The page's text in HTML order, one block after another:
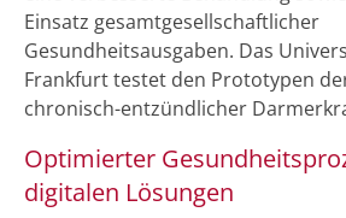
Einsatz gesamtgesellschaftlicher
Gesundheitsausgaben. Das
Frankfurt testet den Prototypen
chronisch-entzündlicher
Optimierter
digitalen Lösungen